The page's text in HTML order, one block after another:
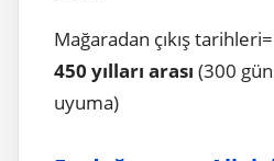
Mağaradan çıkış tarihleri=
450 yılları arası (300
uyuma)